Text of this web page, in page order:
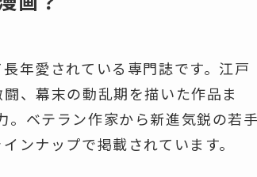
年愛されている専門誌です。江戸
、幕末の動乱期を描いた作品ま
。ベテラン作家から新進気鋭の若
ンナップで掲載されています。